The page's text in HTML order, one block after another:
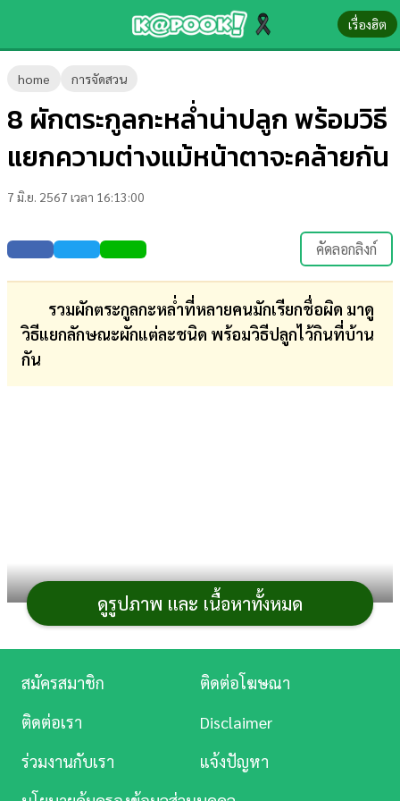
เรื่องฮิต
home การจัดสวน
8 ผักตระกูลกะหล่ำน่าปลูก พร้อมวิธี
แยกความต่างแม้หน้าตาจะคล้ายกัน
7 มิ.ย. 2567 เวลา 16:13:00
คัดลอกลิงก์
รวมผักตระกูลกะหล่ำที่หลายคนมักเรียกชื่อผิด มาดู
วิธีแยกลักษณะผักแต่ละชนิด พร้อมวิธีปลูกไว้กินที่บ้าน
กัน
หลายครั้งที่เรามักจะเรียกชื่อผักผิด ๆ เพราะมีลักษณะ
คล้าย ๆ กัน โดยเฉพาะ
ผักตระกูลกะหล่ำ
มาดูกันว่ามีผักอะไรบ้างที่มีลักษณะคล้ายกัน แต่จริง ๆ แล้ว
เป็นผักคนละชนิด เอาไว้เรียกชื่อให้ถูกต้อง พร้อมวิธีปลูกไว้
ดูรูปภาพ และ เนื้อหาทั้งหมด
ข่าว-
ความ
รู้
บันเทิง
ตรวจ
หวย
ผล
บอล
สด
บันเทิง
ดู
Music
สมัครสมาชิก
ติดต่อโฆษณา
ติดต่อเรา
Disclaimer
ร่วมงานกับเรา
แจ้งปัญหา